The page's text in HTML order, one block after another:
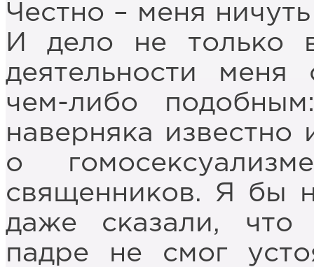
Честно – меня
И дело не только
деятельности
чем-либо
наверняка
о
священников. Я бы
даже сказали, что
падре не смог